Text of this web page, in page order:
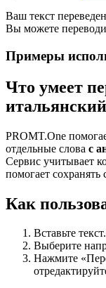
Ваш текст
Вы можете
Примеры
Что умеет
итальянский
PROMT.One
отдельные слова с
Сервис учитывает
помогает
Как
Вставьте текст.
Выберите
Нажмите